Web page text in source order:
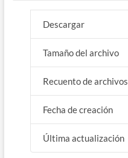
Descargar
Tamaño del archivo
Recuento de archivos
Fecha de creación
Última actualización